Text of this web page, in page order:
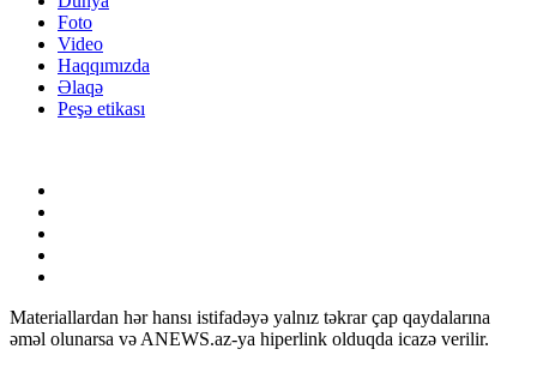
Foto
Video
Haqqımızda
Əlaqə
Peşə etikası
Materiallardan hər hansı istifadəyə yalnız təkrar çap qaydalarına
əməl olunarsa və ANEWS.az-ya hiperlink olduqda icazə verilir.